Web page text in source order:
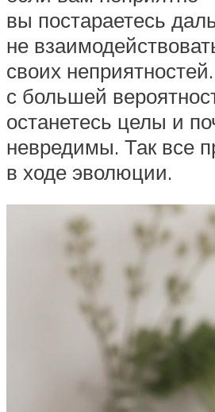
вы постараетесь
не
своих
с большей
останетесь целы и
невредимы. Так все
в ходе эволюции.